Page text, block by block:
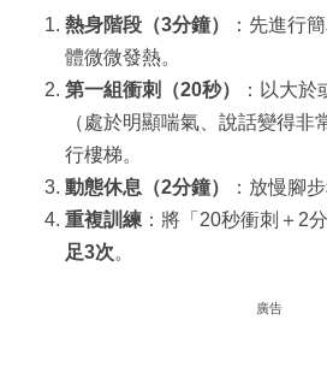
熱身階段（3分鐘）
：先進行
體微微發熱。
第一組衝刺（20秒）
：以大
（處於明顯喘氣、說話變得非
行樓梯。
動態休息（2分鐘）
：放慢腳
重複訓練：將「20秒衝刺＋2
足3次。
廣告